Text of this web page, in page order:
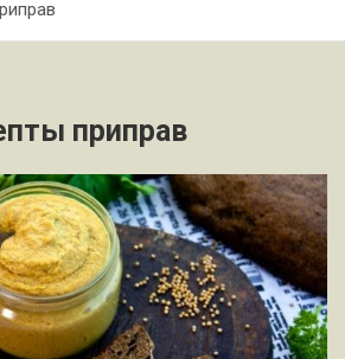
приправ